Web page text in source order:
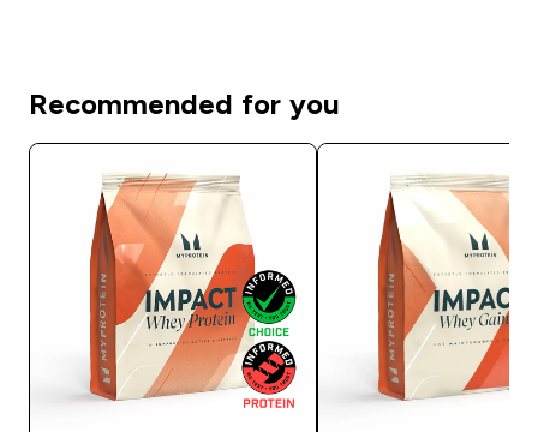
Recommended for you